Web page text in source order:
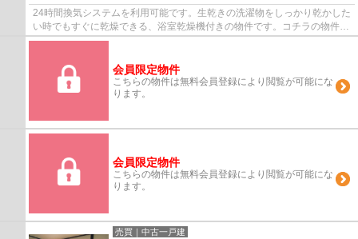
24時間換気システムを利用可能です。生乾きの洗濯物をしっかり乾かした
い時でもすぐに乾燥できる、浴室乾燥機付きの物件です。コチラの物件
は、新築の戸建て物件で設備も充実していま...
会員限定物件
こちらの物件は無料会員登録により閲覧が可能にな
ります。
会員限定物件
こちらの物件は無料会員登録により閲覧が可能にな
ります。
売買｜中古一戸建